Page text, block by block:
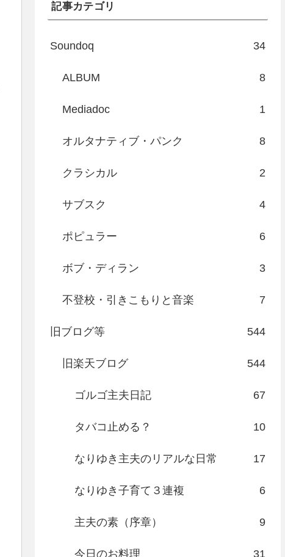
記事カテゴリ
Soundoq 34
ALBUM 8
Mediadoc 1
オルタナティブ・パンク 8
クラシカル 2
サブスク 4
ポピュラー 6
ボブ・ディラン 3
不登校・引きこもりと音楽 7
旧ブログ等 544
旧楽天ブログ 544
ゴルゴ主夫日記 67
タバコ止める？ 10
なりゆき主夫のリアルな日常 17
なりゆき子育て３連複 6
主夫の素（序章） 9
今日のお料理 31